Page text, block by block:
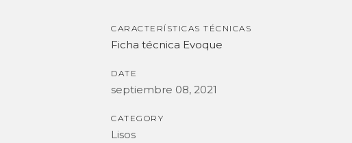
CARACTERÍSTICAS TÉCNICAS
Ficha técnica Evoque
DATE
septiembre 08, 2021
CATEGORY
Lisos